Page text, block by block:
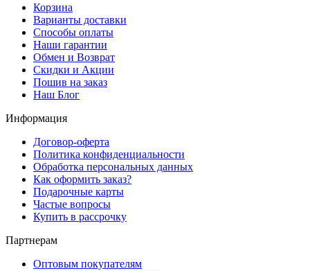
Корзина
Варианты доставки
Способы оплаты
Наши гарантии
Обмен и Возврат
Скидки и Акции
Пошив на заказ
Наш Блог
Информация
Договор-оферта
Политика конфиденциальности
Обработка персональных данных
Как оформить заказ?
Подарочные карты
Частые вопросы
Купить в рассрочку
Партнерам
Оптовым покупателям